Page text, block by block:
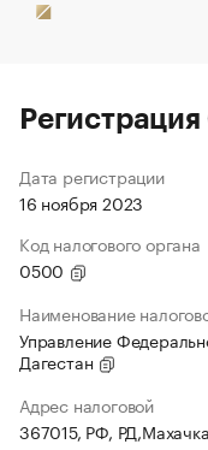
Дата регистрации
16 ноября 2023
Код налогового органа
0500
Наименование
Управление
Дагестан
Адрес налоговой
367015, РФ,